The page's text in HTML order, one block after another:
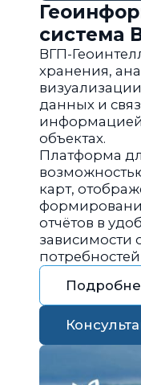
система
ВГП-
хранения,
данных и
объектах.
Платформа
карт,
отчётов в
зависимости